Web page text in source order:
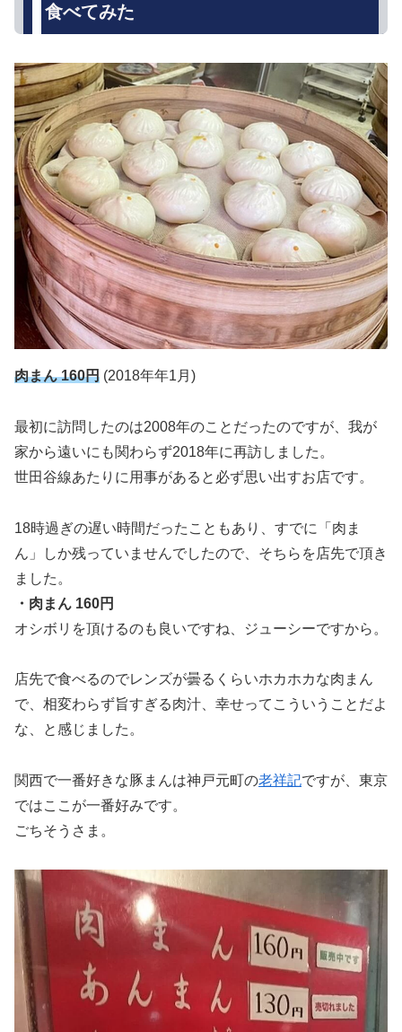
食べてみた
肉まん 160円 (2018年年1月)
最初に訪問したのは2008年のことだったのですが、我が
家から遠いにも関わらず2018年に再訪しました。
世田谷線あたりに用事があると必ず思い出すお店です。
18時過ぎの遅い時間だったこともあり、すでに「肉ま
ん」しか残っていませんでしたので、そちらを店先で頂き
ました。
・肉まん 160円
オシボリを頂けるのも良いですね、ジューシーですから。
店先で食べるのでレンズが曇るくらいホカホカな肉まん
で、相変わらず旨すぎる肉汁、幸せってこういうことだよ
な、と感じました。
関西で一番好きな豚まんは神戸元町の老祥記ですが、東京
ではここが一番好みです。
ごちそうさま。